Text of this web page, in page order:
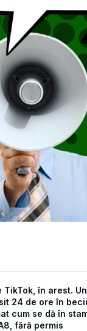
TikTok, în arest.
24 de ore în
cum se dă în
fără permis